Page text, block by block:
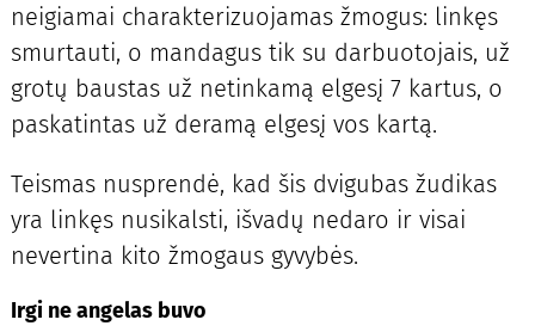
neigiamai charakterizuojamas žmogus: linkęs
smurtauti, o mandagus tik su darbuotojais, už
grotų baustas už netinkamą elgesį 7 kartus, o
paskatintas už deramą elgesį vos kartą.
Teismas nusprendė, kad šis dvigubas žudikas
yra linkęs nusikalsti, išvadų nedaro ir visai
nevertina kito žmogaus gyvybės.
Irgi ne angelas buvo